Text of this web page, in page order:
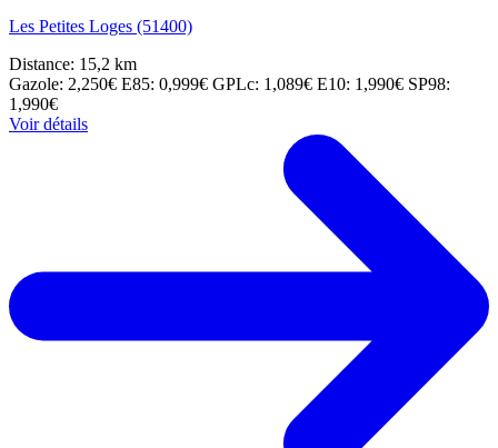
Les Petites Loges (51400)
Distance: 15,2 km
Gazole: 2,250€ E85: 0,999€ GPLc: 1,089€ E10: 1,990€ SP98:
1,990€
Voir détails